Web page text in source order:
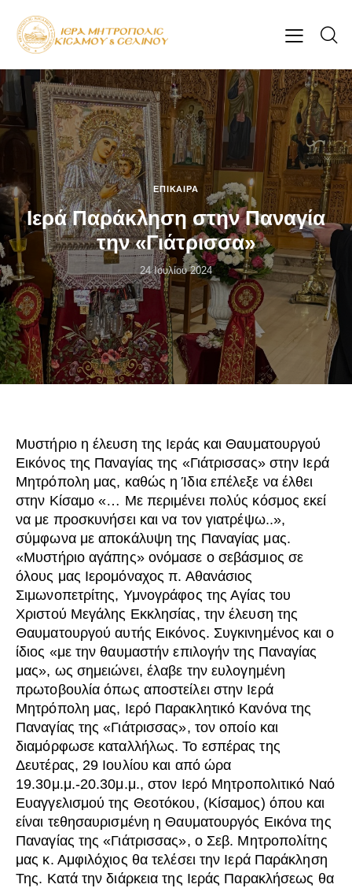
ΕΠΊΚΑΙΡΑ
Ιερά Παράκληση στην Παναγία
την «Γιάτρισσα»
24 Ιουλίου 2024
Μυστήριο η έλευση της Ιεράς και Θαυματουργού
Εικόνος της Παναγίας της «Γιάτρισσας» στην Ιερά
Μητρόπολη μας, καθώς η Ίδια επέλεξε να έλθει
στην Κίσαμο «… Με περιμένει πολύς κόσμος εκεί
να με προσκυνήσει και να τον γιατρέψω..»,
σύμφωνα με αποκάλυψη της Παναγίας μας.
«Μυστήριο αγάπης» ονόμασε ο σεβάσμιος σε
όλους μας Ιερομόναχος π. Αθανάσιος
Σιμωνοπετρίτης, Υμνογράφος της Αγίας του
Χριστού Μεγάλης Εκκλησίας, την έλευση της
Θαυματουργού αυτής Εικόνος. Συγκινημένος και ο
ίδιος «με την θαυμαστήν επιλογήν της Παναγίας
μας», ως σημειώνει, έλαβε την ευλογημένη
πρωτοβουλία όπως αποστείλει στην Ιερά
Μητρόπολη μας, Ιερό Παρακλητικό Κανόνα της
Παναγίας της «Γιάτρισσας», τον οποίο και
διαμόρφωσε καταλλήλως. Το εσπέρας της
Δευτέρας, 29 Ιουλίου και από ώρα
19.30μ.μ.-20.30μ.μ., στον Ιερό Μητροπολιτικό Ναό
Ευαγγελισμού της Θεοτόκου, (Κίσαμος) όπου και
είναι τεθησαυρισμένη η Θαυματουργός Εικόνα της
Παναγίας της «Γιάτρισσας», ο Σεβ. Μητροπολίτης
μας κ. Αμφιλόχιος θα τελέσει την Ιερά Παράκληση
Της. Κατά την διάρκεια της Ιεράς Παρακλήσεως θα